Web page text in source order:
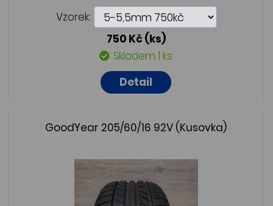
Vzorek:
750 Kč (ks)
Skladem 1 ks
Detail
GoodYear 205/60/16 92V (Kusovka)